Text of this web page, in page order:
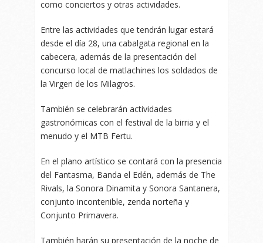
como conciertos y otras actividades.
Entre las actividades que tendrán lugar estará
desde el día 28, una cabalgata regional en la
cabecera, además de la presentación del
concurso local de matlachines los soldados de
la Virgen de los Milagros.
También se celebrarán actividades
gastronómicas con el festival de la birria y el
menudo y el MTB Fertu.
En el plano artístico se contará con la presencia
del Fantasma, Banda el Edén, además de The
Rivals, la Sonora Dinamita y Sonora Santanera,
conjunto incontenible, zenda norteña y
Conjunto Primavera.
También harán su presentación de la noche de